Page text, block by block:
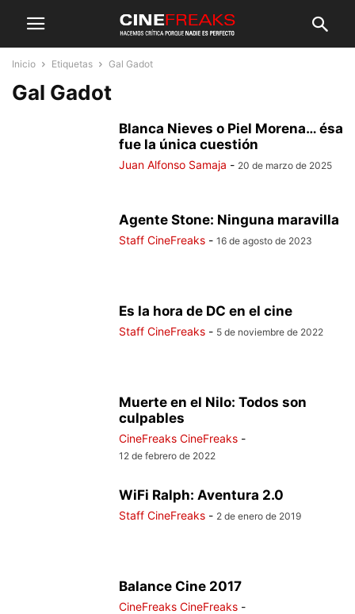
Inicio Etiquetas Gal Gadot
Gal Gadot
Blanca Nieves o Piel Morena… ésa
fue la única cuestión
Juan Alfonso Samaja - 20 de marzo de 2025
Agente Stone: Ninguna maravilla
Staff CineFreaks - 16 de agosto de 2023
Es la hora de DC en el cine
Staff CineFreaks - 5 de noviembre de 2022
Muerte en el Nilo: Todos son
culpables
CineFreaks CineFreaks -
12 de febrero de 2022
WiFi Ralph: Aventura 2.0
Staff CineFreaks - 2 de enero de 2019
Balance Cine 2017
CineFreaks CineFreaks -